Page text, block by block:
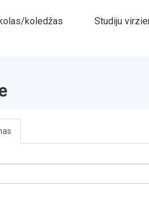
koledžas Studiju